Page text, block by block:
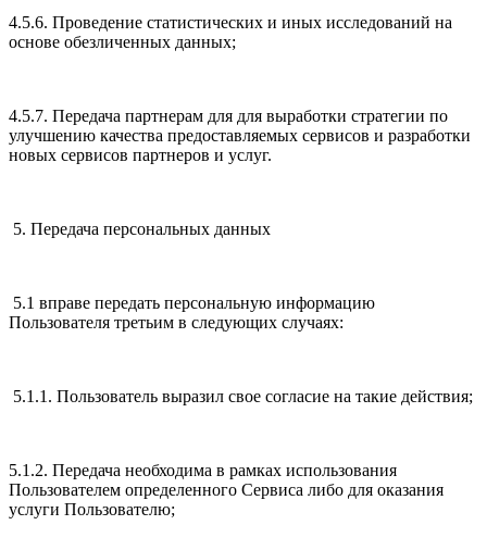
4.5.6. Проведение статистических и иных исследований на
основе обезличенных данных;
4.5.7. Передача партнерам для для выработки стратегии по
улучшению качества предоставляемых сервисов и разработки
новых сервисов партнеров и услуг.
5. Передача персональных данных
5.1 вправе передать персональную информацию
Пользователя третьим в следующих случаях:
5.1.1. Пользователь выразил свое согласие на такие действия;
5.1.2. Передача необходима в рамках использования
Пользователем определенного Сервиса либо для оказания
услуги Пользователю;